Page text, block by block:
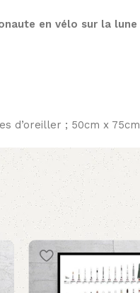
en vélo sur la lune
d’oreiller ; 50cm x 75cm